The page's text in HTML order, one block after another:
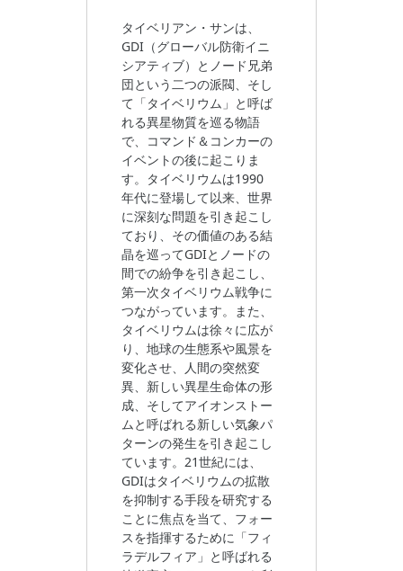
タイベリアン・サンは、
GDI（グローバル防衛イニ
シアティブ）とノード兄弟
団という二つの派閥、そし
て「タイベリウム」と呼ば
れる異星物質を巡る物語
で、コマンド＆コンカーの
イベントの後に起こりま
す。タイベリウムは1990
年代に登場して以来、世界
に深刻な問題を引き起こし
ており、その価値のある結
晶を巡ってGDIとノードの
間での紛争を引き起こし、
第一次タイベリウム戦争に
つながっています。また、
タイベリウムは徐々に広が
り、地球の生態系や風景を
変化させ、人間の突然変
異、新しい異星生命体の形
成、そしてアイオンストー
ムと呼ばれる新しい気象パ
ターンの発生を引き起こし
ています。21世紀には、
GDIはタイベリウムの拡散
を抑制する手段を研究する
ことに焦点を当て、フォー
スを指揮するために「フィ
ラデルフィア」と呼ばれる